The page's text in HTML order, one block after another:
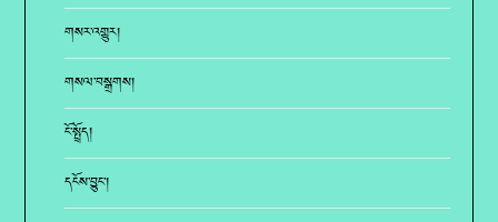
གསར་འགྱུར།
གསལ་བསྒྲགས།
ངོ་སྤྲོད།
དངོས་བྱུང་།